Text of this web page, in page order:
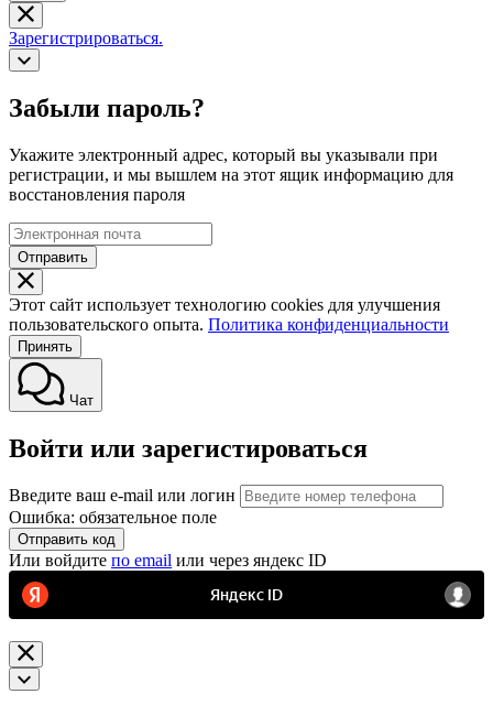
Зарегистрироваться.
Забыли пароль?
Укажите электронный адрес, который вы указывали при
регистрации, и мы вышлем на этот ящик информацию для
восстановления пароля
Отправить
Этот сайт использует технологию cookies для улучшения
пользовательского опыта. Политика конфиденциальности
Принять
Чат
Войти или зарегистироваться
Введите ваш e-mail или логин
Ошибка: обязательное поле
Отправить код
Или войдите по email или через яндекс ID